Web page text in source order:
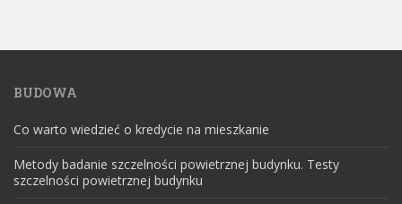
BUDOWA
Co warto wiedzieć o kredycie na mieszkanie
Metody badanie szczelności powietrznej budynku. Testy
szczelności powietrznej budynku